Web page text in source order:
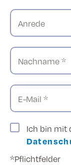
Anrede
Nachname *
E-Mail *
Ich bin mit
*Pflichtfelder